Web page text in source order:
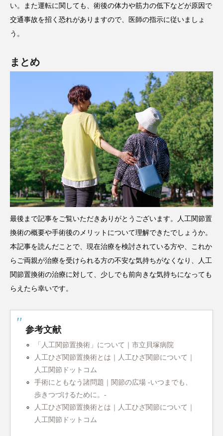
い。また運転に関しても、術後の体力や筋力の低下などが原因で
交通事故を招く恐れがありますので、医師の指示に従いましょ
う。
まとめ
最後まで記事をご覧いただきありがとうございます。人工関節置
換術の概要や手術後のメリットについて理解できたでしょうか。
本記事を読んだことで、現在治療を検討されている方や、これか
らご両親が治療を受けられる方の不安な気持ちがなくなり、人工
関節置換術の治療に対して、少しでも前向きな気持ちになっても
らえたら幸いです。
参考文献
「人工関節置換術」について｜市立貝塚病院
人工ひざ関節置換術とは｜人工ひざ関節について｜
人工関節ドットコム
手術にともなう諸問題｜関節の広場 -いつまでも、
歩きつづけるために。-
人工ひざ関節置換術とは｜人工ひざ関節について｜
人工関節ドットコム